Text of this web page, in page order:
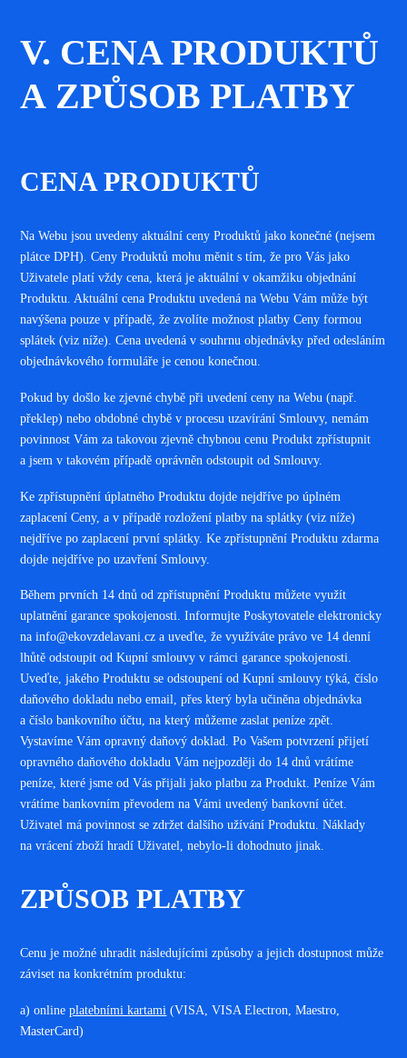
V. CENA PRODUKTŮ
A ZPŮSOB PLATBY
CENA PRODUKTŮ
Na Webu jsou uvedeny aktuální ceny Produktů jako konečné (nejsem
plátce DPH). Ceny Produktů mohu měnit s tím, že pro Vás jako
Uživatele platí vždy cena, která je aktuální v okamžiku objednání
Produktu. Aktuální cena Produktu uvedená na Webu Vám může být
navýšena pouze v případě, že zvolíte možnost platby Ceny formou
splátek (viz níže). Cena uvedená v souhrnu objednávky před odesláním
objednávkového formuláře je cenou konečnou.
Pokud by došlo ke zjevné chybě při uvedení ceny na Webu (např.
překlep) nebo obdobné chybě v procesu uzavírání Smlouvy, nemám
povinnost Vám za takovou zjevně chybnou cenu Produkt zpřístupnit
a jsem v takovém případě oprávněn odstoupit od Smlouvy.
Ke zpřístupnění úplatného Produktu dojde nejdříve po úplném
zaplacení Ceny, a v případě rozložení platby na splátky (viz níže)
nejdříve po zaplacení první splátky. Ke zpřístupnění Produktu zdarma
dojde nejdříve po uzavření Smlouvy.
Během prvních 14 dnů od zpřístupnění Produktu můžete využít
uplatnění garance spokojenosti. Informujte Poskytovatele elektronicky
na info@ekovzdelavani.cz a uveďte, že využíváte právo ve 14 denní
lhůtě odstoupit od Kupní smlouvy v rámci garance spokojenosti.
Uveďte, jakého Produktu se odstoupení od Kupní smlouvy týká, číslo
daňového dokladu nebo email, přes který byla učiněna objednávka
a číslo bankovního účtu, na který můžeme zaslat peníze zpět.
Vystavíme Vám opravný daňový doklad. Po Vašem potvrzení přijetí
opravného daňového dokladu Vám nejpozději do 14 dnů vrátíme
peníze, které jsme od Vás přijali jako platbu za Produkt. Peníze Vám
vrátíme bankovním převodem na Vámi uvedený bankovní účet.
Uživatel má povinnost se zdržet dalšího užívání Produktu. Náklady
na vrácení zboží hradí Uživatel, nebylo-li dohodnuto jinak.
ZPŮSOB PLATBY
Cenu je možné uhradit následujícími způsoby a jejich dostupnost může
záviset na konkrétním produktu:
a) onlineplatebními kartami (VISA, VISA Electron, Maestro,
MasterCard)